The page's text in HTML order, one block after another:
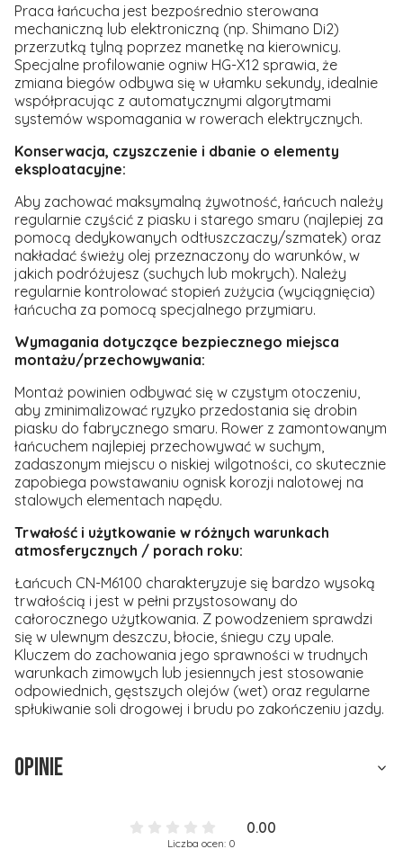
Praca łańcucha jest bezpośrednio sterowana
mechaniczną lub elektroniczną (np. Shimano Di2)
przerzutką tylną poprzez manetkę na kierownicy.
Specjalne profilowanie ogniw HG-X12 sprawia, że
zmiana biegów odbywa się w ułamku sekundy, idealnie
współpracując z automatycznymi algorytmami
systemów wspomagania w rowerach elektrycznych.
Konserwacja, czyszczenie i dbanie o elementy
eksploatacyjne:
Aby zachować maksymalną żywotność, łańcuch należy
regularnie czyścić z piasku i starego smaru (najlepiej za
pomocą dedykowanych odtłuszczaczy/szmatek) oraz
nakładać świeży olej przeznaczony do warunków, w
jakich podróżujesz (suchych lub mokrych). Należy
regularnie kontrolować stopień zużycia (wyciągnięcia)
łańcucha za pomocą specjalnego przymiaru.
Wymagania dotyczące bezpiecznego miejsca
montażu/przechowywania:
Montaż powinien odbywać się w czystym otoczeniu,
aby zminimalizować ryzyko przedostania się drobin
piasku do fabrycznego smaru. Rower z zamontowanym
łańcuchem najlepiej przechowywać w suchym,
zadaszonym miejscu o niskiej wilgotności, co skutecznie
zapobiega powstawaniu ognisk korozji nalotowej na
stalowych elementach napędu.
Trwałość i użytkowanie w różnych warunkach
atmosferycznych / porach roku:
Łańcuch CN-M6100 charakteryzuje się bardzo wysoką
trwałością i jest w pełni przystosowany do
całorocznego użytkowania. Z powodzeniem sprawdzi
się w ulewnym deszczu, błocie, śniegu czy upale.
Kluczem do zachowania jego sprawności w trudnych
warunkach zimowych lub jesiennych jest stosowanie
odpowiednich, gęstszych olejów (wet) oraz regularne
spłukiwanie soli drogowej i brudu po zakończeniu jazdy.
Opinie
0.00
Liczba ocen: 0